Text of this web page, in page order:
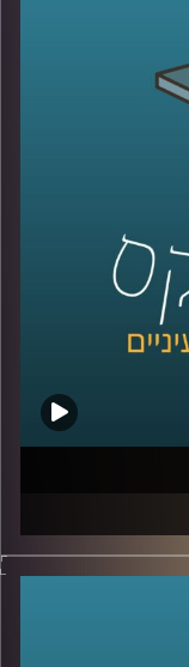
של
שאלות
החברה
בעקבות שינויים באופי ההגירה בין המאה ה-20
בעצם מאחד את